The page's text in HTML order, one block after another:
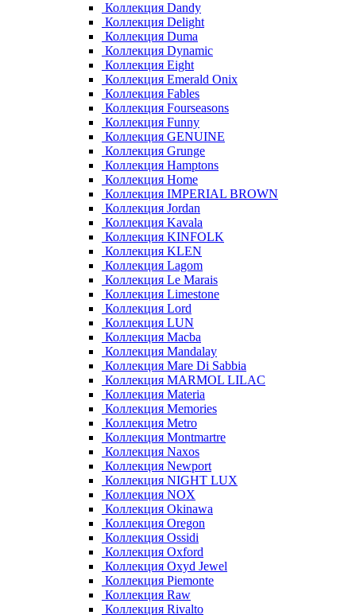
Коллекция Dandy
Коллекция Delight
Коллекция Duma
Коллекция Dynamic
Коллекция Eight
Коллекция Emerald Onix
Коллекция Fables
Коллекция Fourseasons
Коллекция Funny
Коллекция GENUINE
Коллекция Grunge
Коллекция Hamptons
Коллекция Home
Коллекция IMPERIAL BROWN
Коллекция Jordan
Коллекция Kavala
Коллекция KINFOLK
Коллекция KLEN
Коллекция Lagom
Коллекция Le Marais
Коллекция Limestone
Коллекция Lord
Коллекция LUN
Коллекция Macba
Коллекция Mandalay
Коллекция Mare Di Sabbia
Коллекция MARMOL LILAC
Коллекция Materia
Коллекция Memories
Коллекция Metro
Коллекция Montmartre
Коллекция Naxos
Коллекция Newport
Коллекция NIGHT LUX
Коллекция NOX
Коллекция Okinawa
Коллекция Oregon
Коллекция Ossidi
Коллекция Oxford
Коллекция Oxyd Jewel
Коллекция Piemonte
Коллекция Raw
Коллекция Rivalto